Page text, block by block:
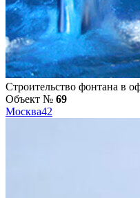
Строительство фонтана в
Объект № 69
Москва42